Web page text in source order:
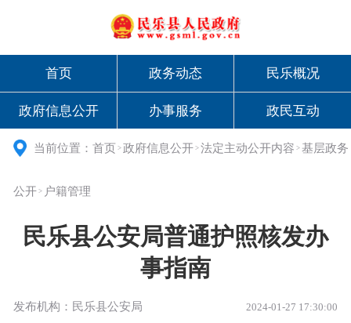
首页 政务动态 民乐概况
政府信息公开 办事服务 政民互动
当前位置：首页 > 政府信息公开 >法定主动公开内容 > 基层政务
公开 > 户籍管理
民乐县公安局普通护照核发办
事指南
发布机构：民乐县公安局 2024-01-27 17:30:00